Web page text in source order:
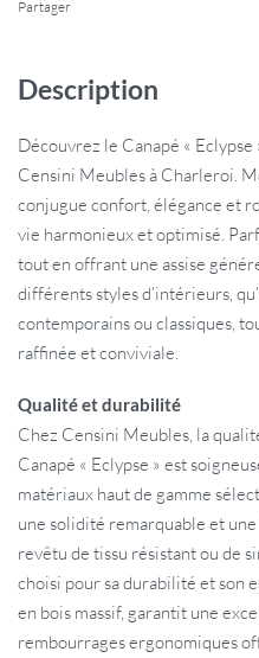
Partager
Description
Découvrez le Canapé «
Censini Meubles à Charleroi.
conjugue confort, élégance et
vie harmonieux et optimisé.
tout en offrant une assise
différents styles d’intérieurs,
contemporains ou classiques,
raffinée et conviviale.
Qualité et durabilité
Chez Censini Meubles, la
Canapé « Eclypse » est
matériaux haut de gamme
une solidité remarquable et
revêtu de tissu résistant ou de
choisi pour sa durabilité et son
en bois massif, garantit une
rembourrages ergonomiques